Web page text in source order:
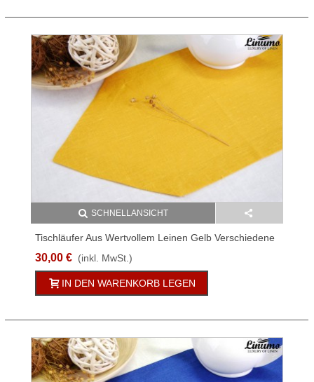
SCHNELLANSICHT
Tischläufer Aus Wertvollem Leinen Gelb Verschiedene
Größen
30,00 € (inkl. MwSt.)
IN DEN WARENKORB LEGEN